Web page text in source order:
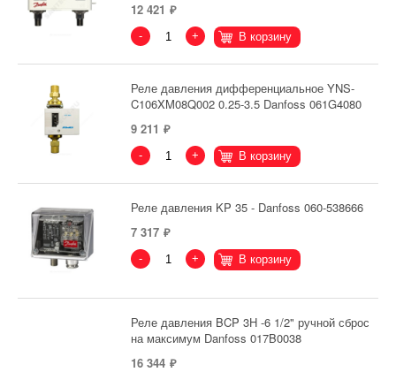
12 421
- + В корзину
Реле давления дифференциальное YNS-
C106XM08Q002 0.25-3.5 Danfoss 061G4080
9 211
- + В корзину
Реле давления KP 35 - Danfoss 060-538666
7 317
- + В корзину
Реле давления BCP 3H -6 1/2" ручной сброс
на максимум Danfoss 017B0038
16 344